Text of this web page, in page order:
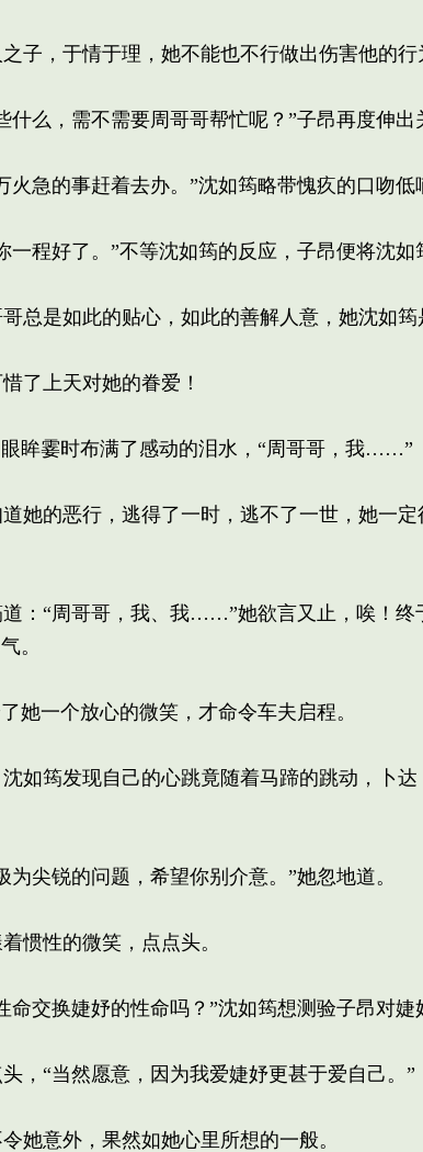
子，于情于理，她不能也不行做出伤害他的行
么，需不需要周哥哥帮忙呢？”子昂再度伸出
急的事赶着去办。”沈如筠略带愧疚的口吻低
程好了。”不等沈如筠的反应，子昂便将沈如
总是如此的贴心，如此的善解人意，她沈如筠
了上天对她的眷爱！
眸霎时布满了感动的泪水，“周哥哥，我……”
她的恶行，逃得了一时，逃不了一世，她一
：“周哥哥，我、我……”她欲言又止，唉！终
。
她一个放心的微笑，才命令车夫启程。
如筠发现自己的心跳竟随着马蹄的跳动，卜
尖锐的问题，希望你别介意。”她忽地道。
惯性的微笑，点点头。
交换婕妤的性命吗？”沈如筠想测验子昂对婕
，“当然愿意，因为我爱婕妤更甚于爱自己。”
她意外，果然如她心里所想的一般。